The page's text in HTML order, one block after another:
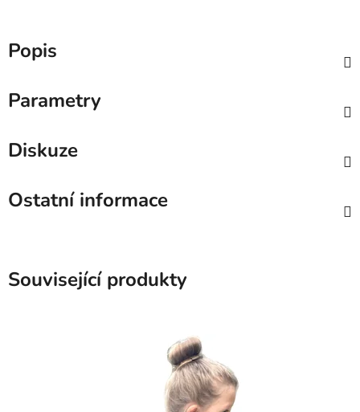
Popis
Parametry
Diskuze
Ostatní informace
Související produkty